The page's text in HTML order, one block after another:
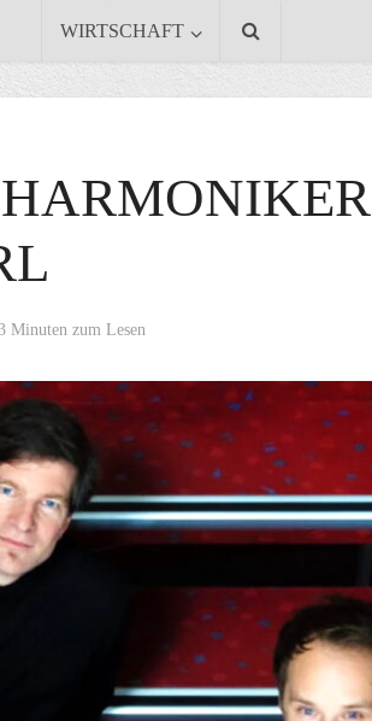
WIRTSCHAFT
Minuten zum Lesen